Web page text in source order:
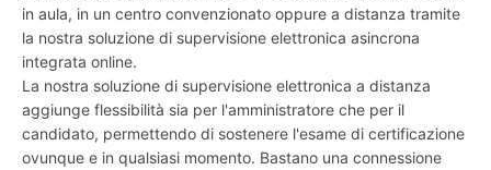
in aula, in un centro convenzionato oppure a distanza tramite
la nostra soluzione di supervisione elettronica asincrona
integrata online.
La nostra soluzione di supervisione elettronica a distanza
aggiunge flessibilità sia per l'amministratore che per il
candidato, permettendo di sostenere l'esame di certificazione
ovunque e in qualsiasi momento. Bastano una connessione